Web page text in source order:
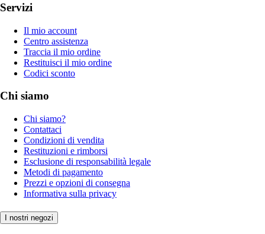
Servizi
Il mio account
Centro assistenza
Traccia il mio ordine
Restituisci il mio ordine
Codici sconto
Chi siamo
Chi siamo?
Contattaci
Condizioni di vendita
Restituzioni e rimborsi
Esclusione di responsabilità legale
Metodi di pagamento
Prezzi e opzioni di consegna
Informativa sulla privacy
I nostri negozi